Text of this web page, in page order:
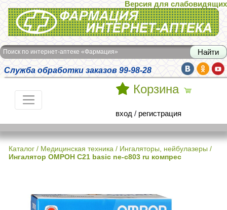
Интернет-аптека Фармация
Версия для слабовидящих
Поиск по интернет-аптеке «Фармация»
Служба обработки заказов 99-98-28
Корзина
вход / регистрация
Каталог / Медицинская техника / Ингаляторы, нейбулазеры /
Ингалятор ОМРОН С21 basic ne-c803 ru компрес